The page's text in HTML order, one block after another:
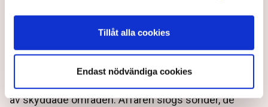
Tillåt alla cookies
Endast nödvändiga cookies
Företaget omringat av
naturskydd – stoppar all
verksamhet
Företaget blev en liten prick på kartan helt omringat
av skyddade områden. Affären slogs sönder, de